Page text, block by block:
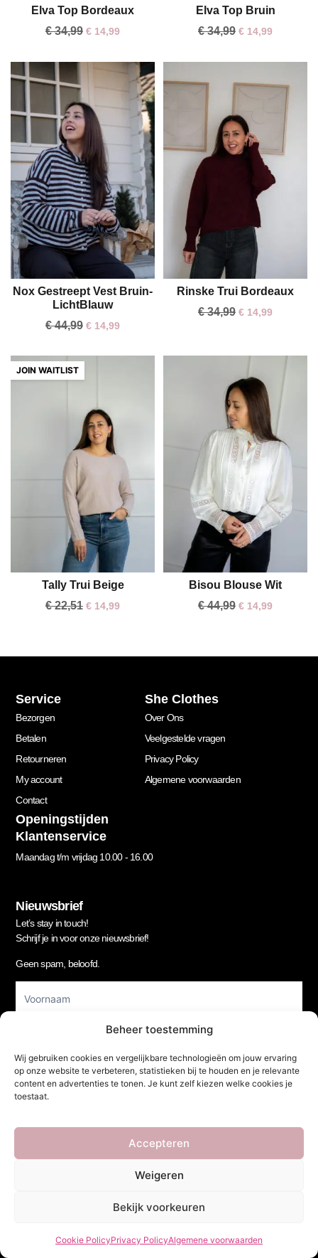
Beheer toestemming
Wij gebruiken cookies en vergelijkbare technologieën om jouw ervaring
op onze website te verbeteren, statistieken bij te houden en je relevante
content en advertenties te tonen. Je kunt zelf kiezen welke cookies je
toestaat.
Accepteren
Weigeren
Bekijk voorkeuren
Cookie PolicyPrivacy PolicyAlgemene voorwaarden
S/M M/L
Elva Top Bordeaux
€34,99 € 14,99
S/M M/L
Elva Top Bruin
€34,99 € 14,99
One size
Nox Gestreept Vest Bruin-
LichtBlauw
€44,99 € 14,99
One size
Rinske Trui Bordeaux
€34,99 € 14,99
Tally Trui Beige
€22,51 € 14,99
S
Bisou Blouse Wit
€44,99 € 14,99
Service
Bezorgen
Betalen
Retourneren
My account
Contact
She Clothes
Over Ons
Veelgestelde vragen
Privacy Policy
Algemene voorwaarden
Openingstijden
Klantenservice
Maandag t/m vrijdag 10.00 - 16.00
Nieuwsbrief
Let’s stay in touch!
Schrijf je in voor onze nieuwsbrief!
Geen spam, beloofd.
Newsletter
Verzenden